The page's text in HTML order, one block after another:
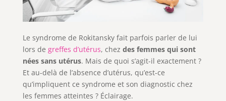
Le syndrome de Rokitansky fait parfois parler de lui
lors de greffes d’utérus, chez des femmes qui sont
nées sans utérus. Mais de quoi s’agit-il exactement ?
Et au-delà de l’absence d’utérus, qu’est-ce
qu’impliquent ce syndrome et son diagnostic chez
les femmes atteintes ? Éclairage.